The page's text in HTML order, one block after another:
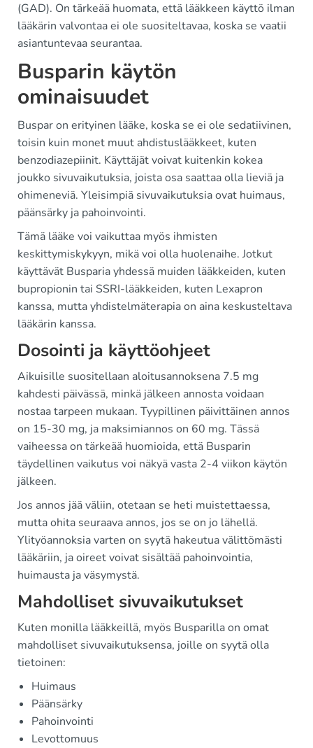
(GAD). On tärkeää huomata, että lääkkeen käyttö ilman
lääkärin valvontaa ei ole suositeltavaa, koska se vaatii
asiantuntevaa seurantaa.
Busparin käytön
ominaisuudet
Buspar on erityinen lääke, koska se ei ole sedatiivinen,
toisin kuin monet muut ahdistuslääkkeet, kuten
benzodiazepiinit. Käyttäjät voivat kuitenkin kokea
joukko sivuvaikutuksia, joista osa saattaa olla lieviä ja
ohimeneviä. Yleisimpiä sivuvaikutuksia ovat huimaus,
päänsärky ja pahoinvointi.
Tämä lääke voi vaikuttaa myös ihmisten
keskittymiskykyyn, mikä voi olla huolenaihe. Jotkut
käyttävät Busparia yhdessä muiden lääkkeiden, kuten
bupropionin tai SSRI-lääkkeiden, kuten Lexapron
kanssa, mutta yhdistelmäterapia on aina keskusteltava
lääkärin kanssa.
Dosointi ja käyttöohjeet
Aikuisille suositellaan aloitusannoksena 7.5 mg
kahdesti päivässä, minkä jälkeen annosta voidaan
nostaa tarpeen mukaan. Tyypillinen päivittäinen annos
on 15-30 mg, ja maksimiannos on 60 mg. Tässä
vaiheessa on tärkeää huomioida, että Busparin
täydellinen vaikutus voi näkyä vasta 2-4 viikon käytön
jälkeen.
Jos annos jää väliin, otetaan se heti muistettaessa,
mutta ohita seuraava annos, jos se on jo lähellä.
Ylityöannoksia varten on syytä hakeutua välittömästi
lääkäriin, ja oireet voivat sisältää pahoinvointia,
huimausta ja väsymystä.
Mahdolliset sivuvaikutukset
Kuten monilla lääkkeillä, myös Busparilla on omat
mahdolliset sivuvaikutuksensa, joille on syytä olla
tietoinen:
Huimaus
Päänsärky
Pahoinvointi
Levottomuus